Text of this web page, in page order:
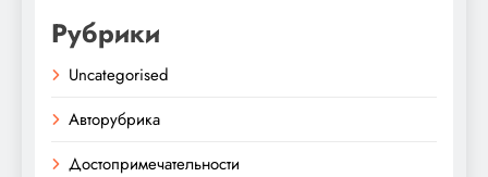
Рубрики
Uncategorised
Авторубрика
Достопримечательности